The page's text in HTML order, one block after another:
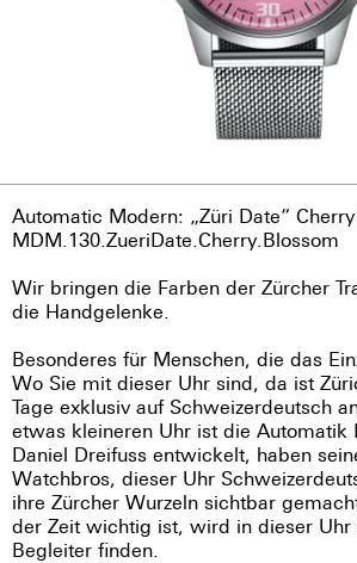
Automatic Modern: „Züri Date“
MDM.130.ZueriDate.Cherry.Blossom
Wir bringen die Farben der Zürcher
die Handgelenke.
Besonderes für Menschen, die das
Wo Sie mit dieser Uhr sind, da ist
Tage exklusiv auf Schweizerdeutsch
etwas kleineren Uhr ist die Automatik
Daniel Dreifuss entwickelt, haben
Watchbros, dieser Uhr
ihre Zürcher Wurzeln sichtbar
der Zeit wichtig ist, wird in dieser Uhr
Begleiter finden.